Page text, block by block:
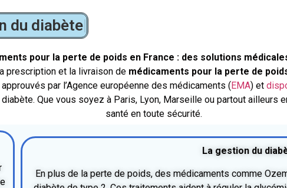
du diabète
pour la perte de poids en France : des solutions
prescription et la livraison de médicaments pour la perte de
par l’Agence européenne des médicaments ( EMA) et
Que vous soyez à Paris, Lyon, Marseille ou partout ailleurs
santé en toute sécurité.
La gestion du
En plus de la perte de poids, des médicaments comme